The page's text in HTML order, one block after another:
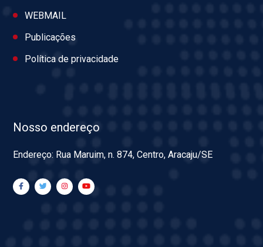
WEBMAIL
Publicações
Política de privacidade
Nosso endereço
Endereço: Rua Maruim, n. 874, Centro, Aracaju/SE